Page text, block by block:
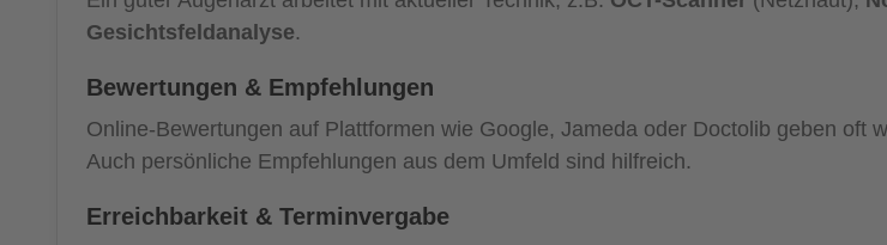
Gesichtsfeldanalyse.
Bewertungen & Empfehlungen
Online-Bewertungen auf Plattformen wie Google, Jameda oder Doctolib geben oft
Auch persönliche Empfehlungen aus dem Umfeld sind hilfreich.
Erreichbarkeit & Terminvergabe